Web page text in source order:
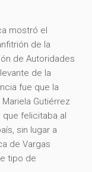
mostró el
de la
de Autoridades
de la
fue que la
Gutiérrez
felicitaba al
sin lugar a
de Vargas
tipo de